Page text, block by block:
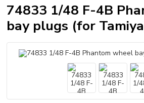
74833 1/48 F-4B
bay plugs (for